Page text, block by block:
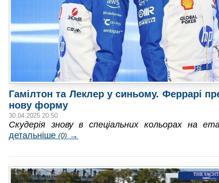
Гамілтон та Леклер у синьому. Феррарі
нову форму
30.04.2025 20:50
Скудерія знову в спеціальних кольорах на
детальніше (0) →